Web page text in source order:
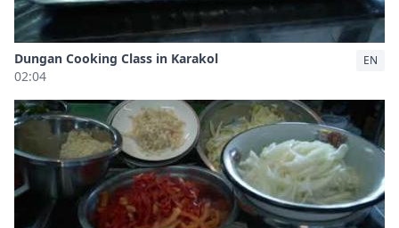
Dungan Cooking Class in Karakol
02:04
EN